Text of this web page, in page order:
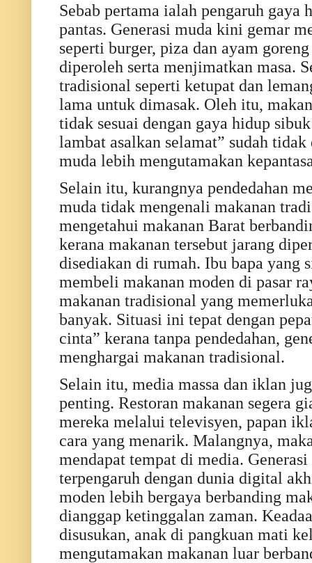
Sebab pertama ialah pengaruh gaya
pantas. Generasi muda kini gemar
seperti burger, piza dan ayam
diperoleh serta menjimatkan masa.
tradisional seperti ketupat dan
lama untuk dimasak. Oleh itu,
tidak sesuai dengan gaya hidup
lambat asalkan selamat” sudah
muda lebih mengutamakan
Selain itu, kurangnya pendedahan
muda tidak mengenali makanan
mengetahui makanan Barat
kerana makanan tersebut jarang
disediakan di rumah. Ibu bapa yang
membeli makanan moden di pasar
makanan tradisional yang
banyak. Situasi ini tepat dengan
cinta” kerana tanpa pendedahan,
menghargai makanan tradisional.
Selain itu, media massa dan iklan
penting. Restoran makanan segera
mereka melalui televisyen, papan
cara yang menarik. Malangnya,
mendapat tempat di media.
terpengaruh dengan dunia digital
moden lebih bergaya berbanding
dianggap ketinggalan zaman.
disusukan, anak di pangkuan mati
mengutamakan makanan luar